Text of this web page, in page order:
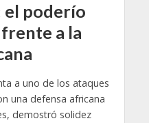
el poderío
a la
a uno de los ataques
una defensa africana
demostró solidez